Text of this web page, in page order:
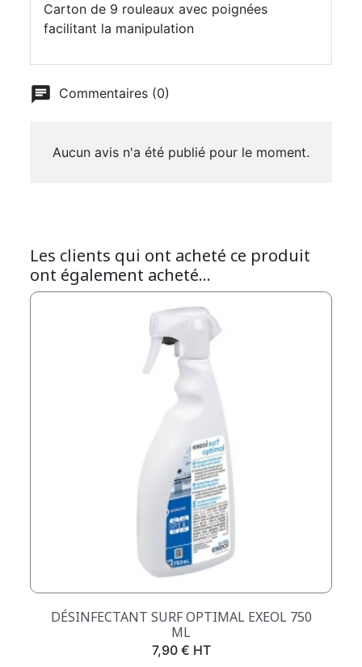
Carton de 9 rouleaux avec poignées
facilitant la manipulation
Commentaires (0)
Aucun avis n'a été publié pour le moment.
Les clients qui ont acheté ce produit
ont également acheté...
DÉSINFECTANT SURF OPTIMAL EXEOL 750
ML
Prix
7,90 € HT